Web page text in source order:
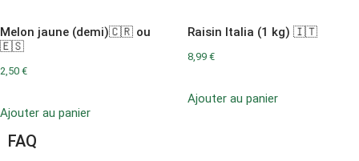
Melon jaune (demi)🇨🇷 ou
🇪🇸
2,50 €
Ajouter au panier
Raisin Italia (1 kg) 🇮🇹
8,99 €
Ajouter au panier
FAQ